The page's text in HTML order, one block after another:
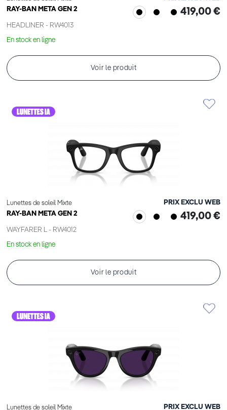
RAY-BAN META GEN 2
HEADLINER - RW4013
419,00 €
En stock en ligne
Voir le produit
Lunettes de soleil Mixte
RAY-BAN META GEN 2
WAYFARER L - RW4012
PRIX EXCLU WEB
419,00 €
En stock en ligne
Voir le produit
Lunettes de soleil Mixte PRIX EXCLU WEB